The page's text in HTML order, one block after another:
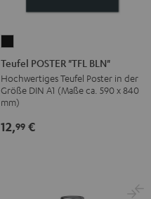
POSTER
"TFL
BLN"
Schwarz
Teufel POSTER "TFL BLN"
Hochwertiges Teufel Poster in der
Größe DIN A1 (Maße ca. 590 x 840
mm)
12,99 €